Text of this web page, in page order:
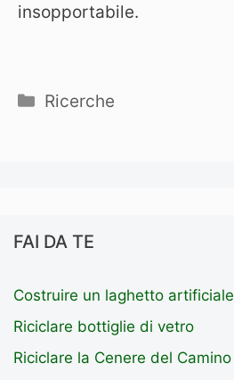
insopportabile.
Categorie
Ricerche
FAI DA TE
Costruire un laghetto artificiale
Riciclare bottiglie di vetro
Riciclare la Cenere del Camino